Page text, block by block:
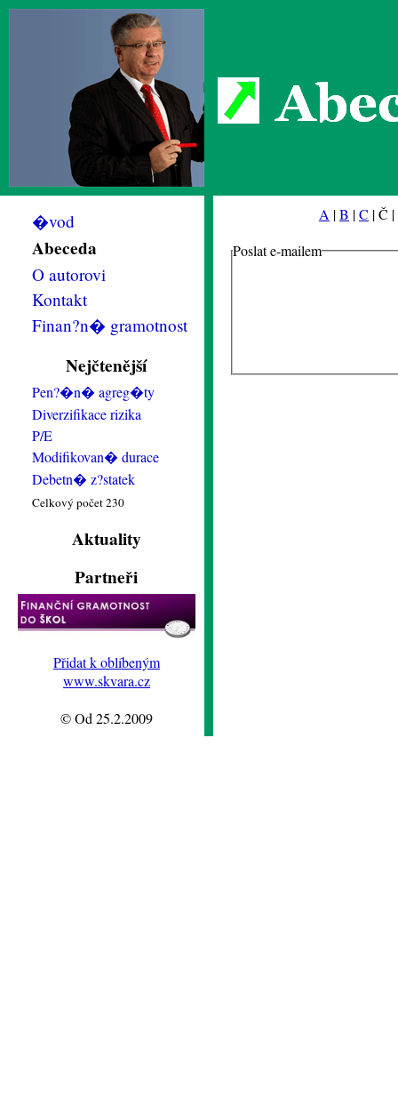
�vod
Abeceda
O autorovi
Kontakt
Finan?n� gramotnost
Nejčtenější
Pen?�n� agreg�ty
Diverzifikace rizika
P/E
Modifikovan� durace
Debetn� z?statek
Celkový počet 230
Aktuality
Partneři
Přidat k oblíbeným
www.skvara.cz
© Od 25.2.2009
A |B |C | Č |
Poslat e-mailem